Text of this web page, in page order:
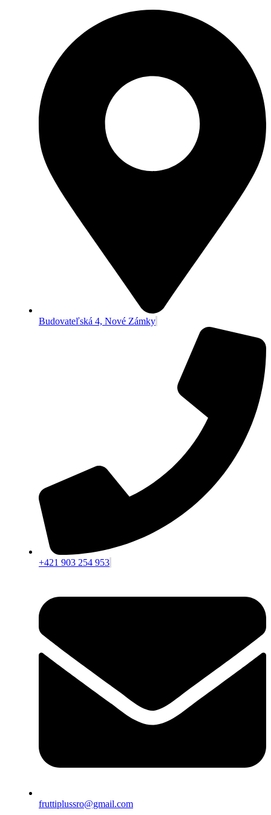
Budovateľská 4, Nové Zámky
+421 903 254 953
fruttiplussro@gmail.com